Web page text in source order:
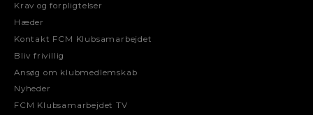
Krav og forpligtelser
Hæder
Kontakt FCM Klubsamarbejdet
Bliv frivillig
Ansøg om klubmedlemskab
Nyheder
FCM Klubsamarbejdet TV